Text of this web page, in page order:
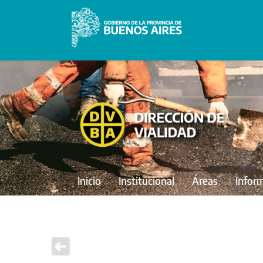
Inicio Institucional Áreas